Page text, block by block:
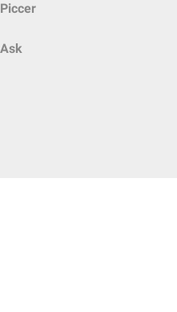
Piccer
Ask